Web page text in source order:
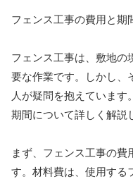
フェンス工事の費用と期
フェンス工事は、敷地の
要な作業です。しかし、
人が疑問を抱えています
期間について詳しく解説
まず、フェンス工事の費
す。材料費は、使用する